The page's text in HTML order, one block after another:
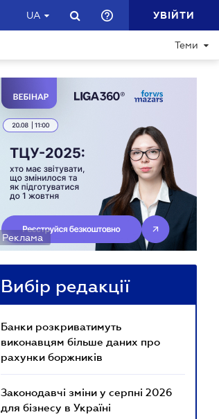
UA УВІЙТИ
Теми
Реклама
Вибір редакції
Банки розкриватимуть
виконавцям більше даних про
рахунки боржників
Законодавчі зміни у серпні 2026
для бізнесу в Україні